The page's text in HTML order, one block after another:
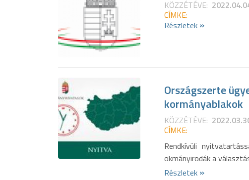
KÖZZÉTÉVE:
CÍMKE:
Részletek »
Országszerte
kormányablakok
KÖZZÉTÉVE:
CÍMKE:
Rendkívüli
okmányirodák a
Részletek »